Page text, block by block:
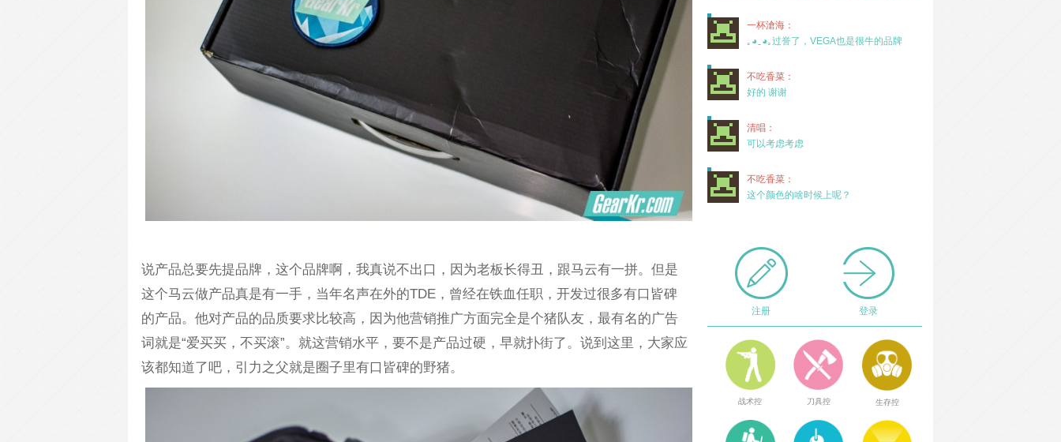
说产品总要先提品牌，这个品牌啊，我真说不出口，因为老板长得丑，跟马云有一拼。但是
这个马云做产品真是有一手，当年名声在外的TDE，曾经在铁血任职，开发过很多有口皆碑
的产品。他对产品的品质要求比较高，因为他营销推广方面完全是个猪队友，最有名的广告
词就是“爱买买，不买滚”。就这营销水平，要不是产品过硬，早就扑街了。说到这里，大家应
该都知道了吧，引力之父就是圈子里有口皆碑的野猪。
一杯滄海：
｡◕‿◕｡过誉了，VEGA也是很牛的品牌
不吃香菜：
好的 谢谢
清唱：
可以考虑考虑
不吃香菜：
这个颜色的啥时候上呢？
注册 登录
战术控 刀具控 生存控